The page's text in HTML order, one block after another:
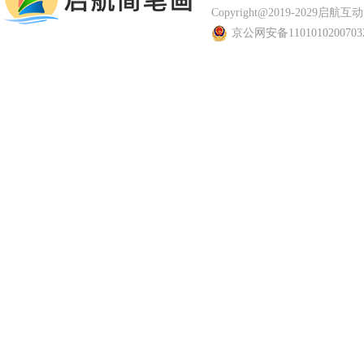
Copyright@2019-2029启航互
京公网安备